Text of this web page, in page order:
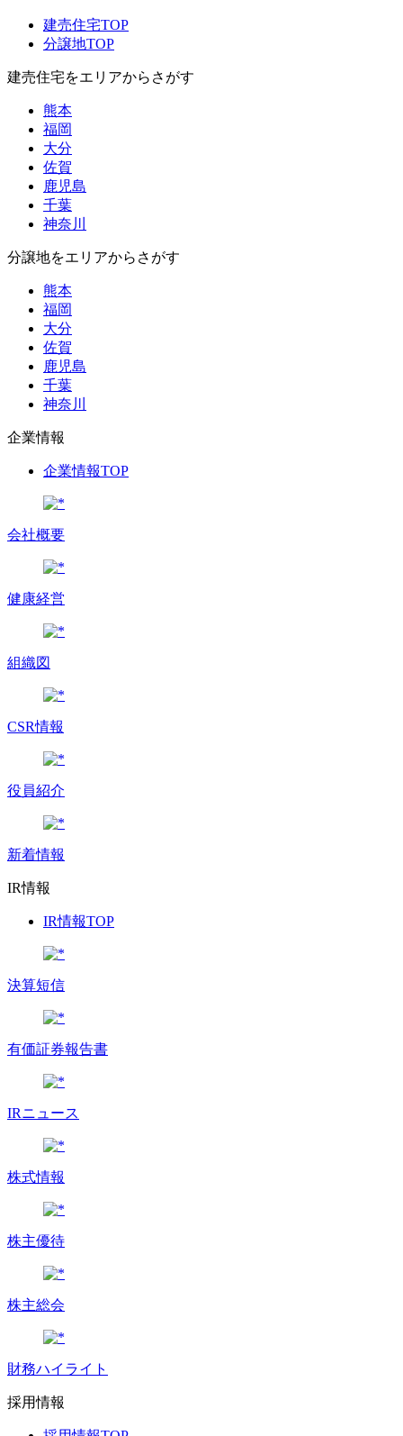
建売住宅TOP
分譲地TOP
建売住宅をエリアからさがす
熊本
福岡
大分
佐賀
鹿児島
千葉
神奈川
分譲地をエリアからさがす
熊本
福岡
大分
佐賀
鹿児島
千葉
神奈川
企業情報
企業情報TOP
会社概要
健康経営
組織図
CSR情報
役員紹介
新着情報
IR情報
IR情報TOP
決算短信
有価証券報告書
IRニュース
株式情報
株主優待
株主総会
財務ハイライト
採用情報